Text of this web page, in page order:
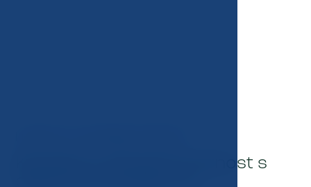
Kondice a zdravá hmotnost s